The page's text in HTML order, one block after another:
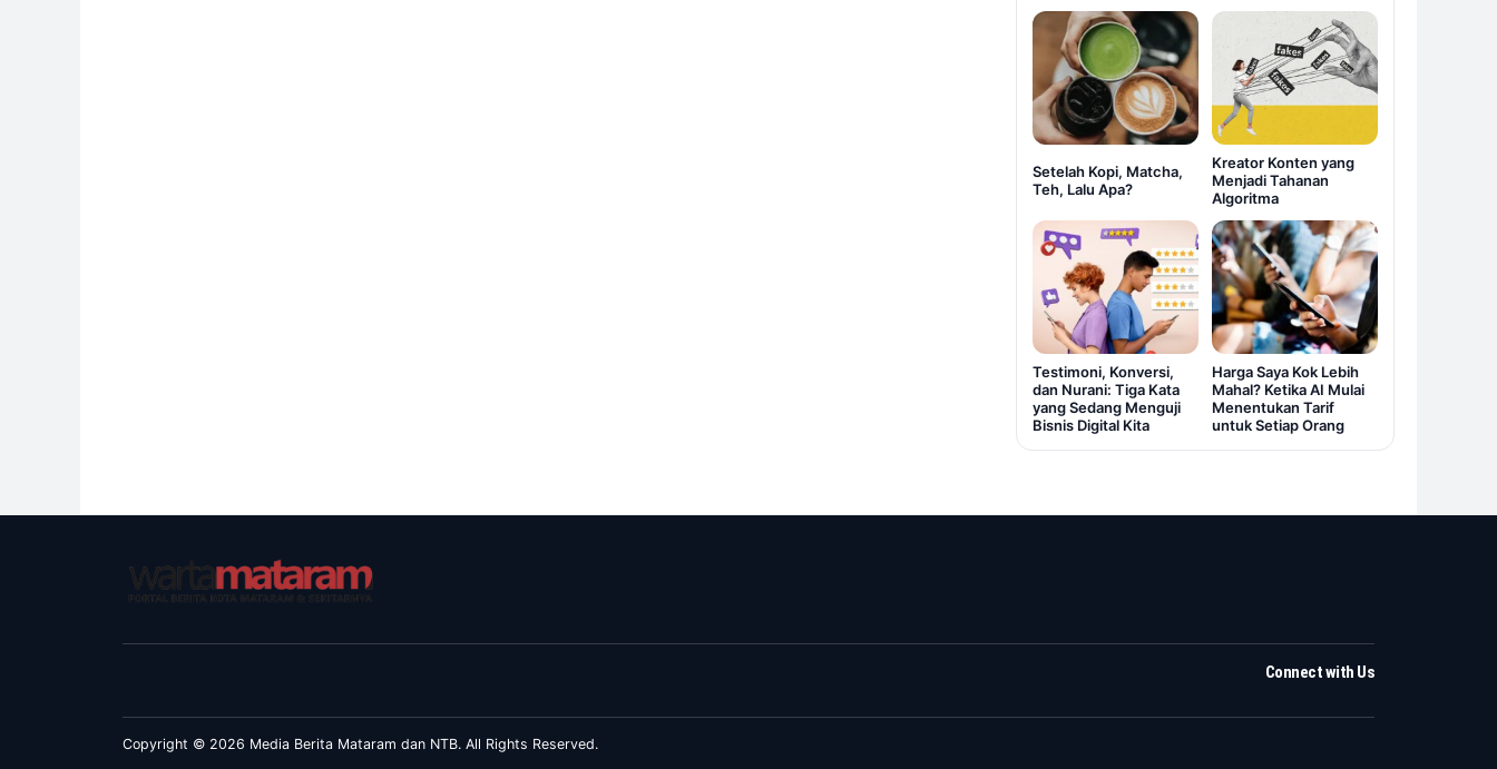
Setelah Kopi, Matcha,
Teh, Lalu Apa?
Kreator Konten yang
Menjadi Tahanan
Algoritma
Testimoni, Konversi,
dan Nurani: Tiga Kata
yang Sedang Menguji
Bisnis Digital Kita
Harga Saya Kok Lebih
Mahal? Ketika AI Mulai
Menentukan Tarif
untuk Setiap Orang
Connect with Us
Copyright © 2026 Media Berita Mataram dan NTB. All Rights Reserved.